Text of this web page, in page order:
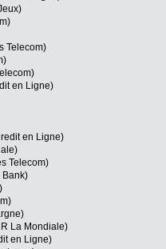
Telecom)
en Ligne)
en Ligne)
Telecom)
Bank)
La Mondiale)
en Ligne)